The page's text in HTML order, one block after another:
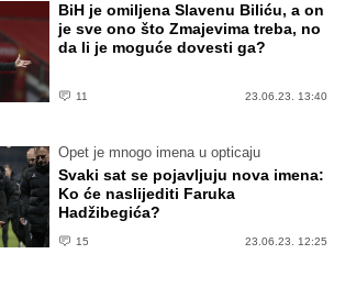
BiH je omiljena Slavenu Biliću, a on
je sve ono što Zmajevima treba, no
da li je moguće dovesti ga?
11 23.06.23. 13:40
Opet je mnogo imena u opticaju
Svaki sat se pojavljuju nova imena:
Ko će naslijediti Faruka
Hadžibegića?
15 23.06.23. 12:25